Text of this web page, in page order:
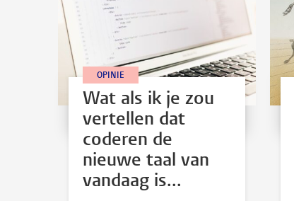
OPINIE
Wat als ik je zou
vertellen dat
coderen de
nieuwe taal van
vandaag is...